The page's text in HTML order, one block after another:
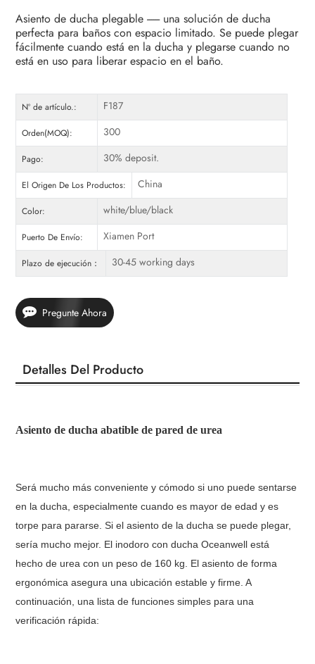
Asiento de ducha plegable ------ una solución de ducha
perfecta para baños con espacio limitado. Se puede plegar
fácilmente cuando está en la ducha y plegarse cuando no
está en uso para liberar espacio en el baño.
Nº de artículo.: F187
Orden(MOQ): 300
Pago: 30% deposit.
El Origen De Los Productos: China
Color: white/blue/black
Puerto De Envío: Xiamen Port
Plazo de ejecución： 30-45 working days
Pregunte Ahora
Detalles Del Producto
Asiento de ducha abatible de pared de urea
Será mucho más conveniente y cómodo si uno puede sentarse
en la ducha, especialmente cuando es mayor de edad y es
torpe para pararse. Si el asiento de la ducha se puede plegar,
sería mucho mejor. El inodoro con ducha Oceanwell está
hecho de urea con un peso de 160 kg. El asiento de forma
ergonómica asegura una ubicación estable y firme. A
continuación, una lista de funciones simples para una
verificación rápida: